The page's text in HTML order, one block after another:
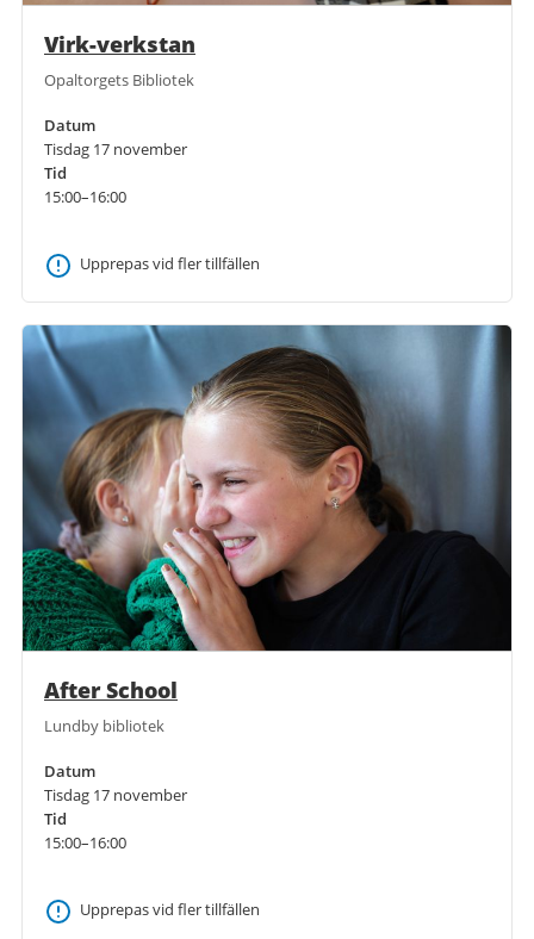
Virk-verkstan
Opaltorgets Bibliotek
Datum
Tisdag 17 november
Tid
15:00–16:00
Upprepas vid fler tillfällen
After School
Lundby bibliotek
Datum
Tisdag 17 november
Tid
15:00–16:00
Upprepas vid fler tillfällen